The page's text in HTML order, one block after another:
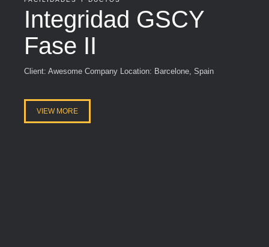
Integridad GSCY
Fase II
Client: Awesome Company Location: Barcelone, Spain
VIEW MORE